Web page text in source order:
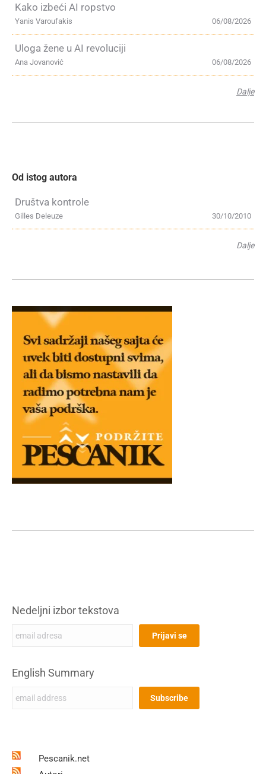
Kako izbeći AI ropstvo
06/08/2026
Yanis Varoufakis
Uloga žene u AI revoluciji
06/08/2026
Ana Jovanović
Dalje
Od istog autora
Društva kontrole
30/10/2010
Gilles Deleuze
Dalje
Nedeljni izbor tekstova
English Summary
Pescanik.net